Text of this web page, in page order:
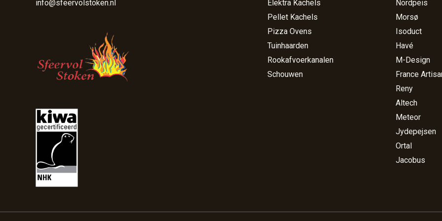
info@sfeervolstoken.nl
Elektra Kachels
Pellet Kachels
Pizza Ovens
Tuinhaarden
Rookafvoerkanalen
Schouwen
Nordpeis
Morsø
Isoduct
Havé
M-Design
France
Reny
Altech
Meteor
Jydepejsen
Ortal
Jacobus